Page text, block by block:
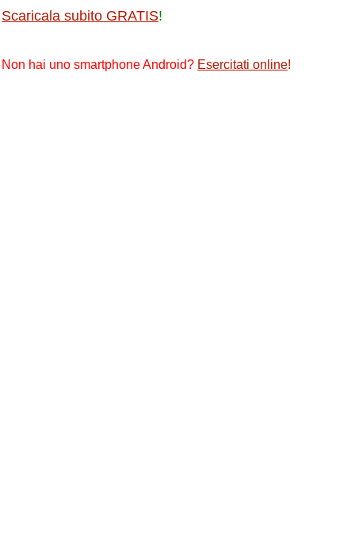
Scaricala subito GRATIS!
Non hai uno smartphone Android? Esercitati online!